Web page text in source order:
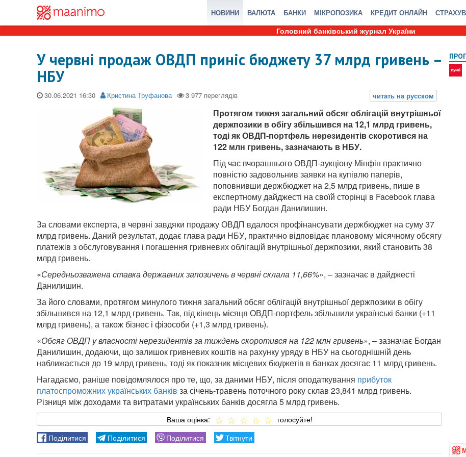
НОВИНИ ВАЛЮТА БАНКИ МІКРОПОЗИКА КРЕДИТ ОНЛАЙН
Головний банківський журнал України
У червні продаж ОВДП приніс бюджету 37 млрд гривень –
НБУ
30.06.2021 Кристина Труфанова
Протягом тижня загальний обсяг облігацій внутрішньої
держпозики в обігу збільшився на 12,1 млрд гривень,
тоді як ОВДП-портфель нерезидентів скоротився на
122 млн гривень, зазначають в НБУ.
Під час вчорашнього ОВДП-аукціону Мінфін практично
повністю задовольнив заявки на купівлю паперів,
поповнивши держбюджет на 2,5 млрд гривень, пише в
експертному дайджесті на своїй сторінці в Facebook глава
ради НБУ Богдан Данилишин.
За словами експерта, в червні завдяки продажу ОВДП вдалося профінансувати держбюджет на суму 37
млрд гривень. Даний результат, додає глава ради НБУ, практично відповідає плановому місячному обсягу
платежів з обслуговування і погашення гривневих облігацій внутрішньої держпозики, який становить 38
млрд гривень.
«Середньозважена ставка державних запозичень в червні склала 11,66%», – зазначає в дайджесті
Данилишин.
За його словами, протягом минулого тижня загальний обсяг облігацій внутрішньої держпозики в обігу
збільшився на 12,1 млрд гривень. Так, під кінець місяця ОВДП-портфель збільшили українські банки (+11
млрд гривень), а також бізнес і фізособи (+1,3 млрд гривень).
«Обсяг ОВДП у власності нерезидентів за тиждень скоротився на 122 млн гривень», – зазначає Богдан
Данилишин, додаючи, що залишок гривневих коштів на рахунку уряду в НБУ на сьогоднішній день
наближається до 19 млрд гривень, тоді як показник місцевих бюджетів в банках досягає 11 млрд гривень.
Нагадаємо, раніше повідомлялося про те, що, за даними НБУ, після оподаткування прибуток
платоспроможних українських банків за січень-травень поточного року склав 23,841 млрд гривень.
Різниця між доходами та витратами українських банків досягла 5 млрд гривень.